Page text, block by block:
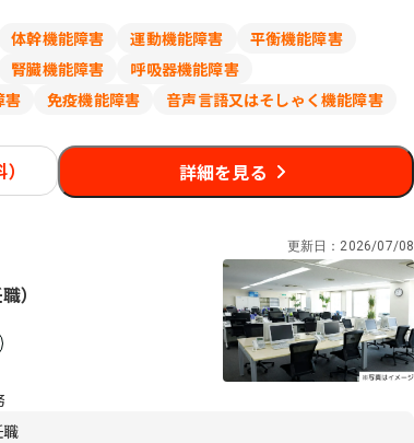
体幹機能障害 運動機能障害
平衡機能障害
腎臓機能障害
呼吸器機能障害
害 免疫機能障害
音声言語又はそしゃく機能障害
詳細を見る
更新日： 2026/07/08
）